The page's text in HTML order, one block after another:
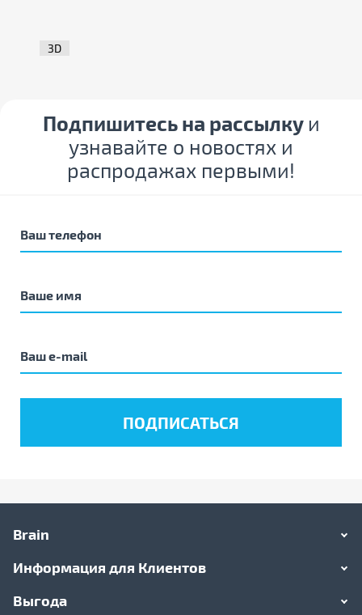
3D
Подпишитесь на рассылку и
узнавайте о новостях и
распродажах первыми!
Brain
Информация для Клиентов
Выгода